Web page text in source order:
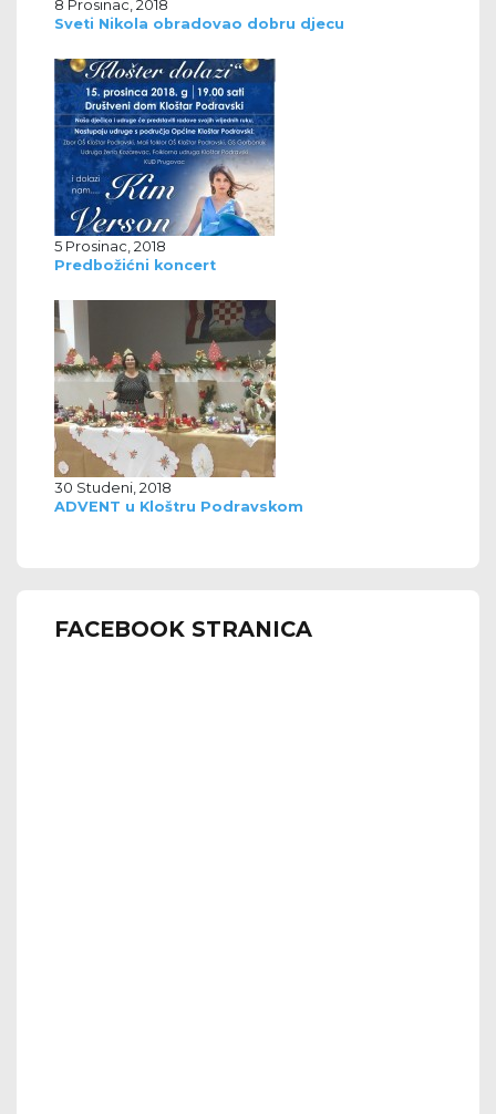
8 Prosinac, 2018
Sveti Nikola obradovao dobru djecu
5 Prosinac, 2018
Predbožićni koncert
30 Studeni, 2018
ADVENT u Kloštru Podravskom
FACEBOOK STRANICA